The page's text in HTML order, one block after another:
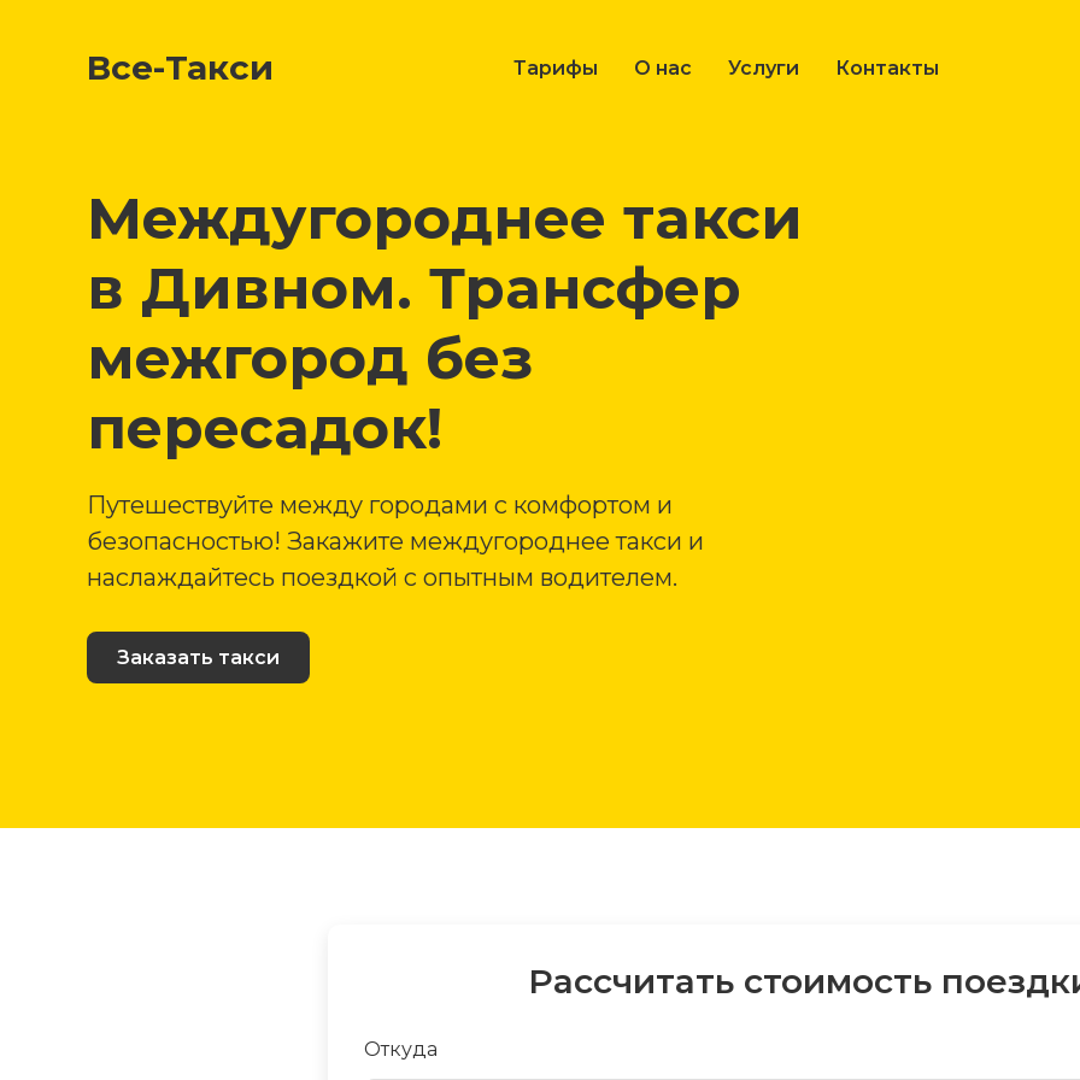
Все-Такси Тарифы О нас Услуги Контакты
Междугороднее такси
в Дивном. Трансфер
межгород без
пересадок!
Путешествуйте между городами с комфортом и
безопасностью! Закажите междугороднее такси и
наслаждайтесь поездкой с опытным водителем.
Заказать такси
Рассчитать стоимость
Откуда